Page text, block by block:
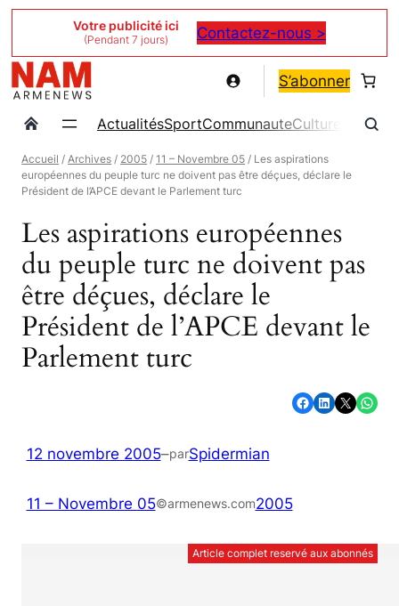
contenu
Votre publicité ici
(Pendant 7 jours) Contactez-nous >
S’abonner
ActualitésSportCommunauteCulture
Accueil /Archives / 2005 /11 – Novembre 05 / Les aspirations
européennes du peuple turc ne doivent pas être déçues, déclare le
Président de l’APCE devant le Parlement turc
Les aspirations européennes
du peuple turc ne doivent pas
être déçues, déclare le
Président de l’APCE devant le
Parlement turc
Partager sur Facebook Partager sur LinkedIn Partager sur X Partager sur WhatsApp
12 novembre 2005–parSpidermian
11 – Novembre 05©armenews.com2005
Article complet reservé aux abonnés